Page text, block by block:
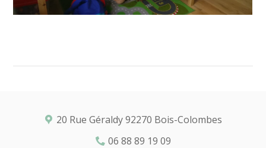
CONTACT
20 Rue Géraldy 92270 Bois-Colombes
06 88 89 19 09